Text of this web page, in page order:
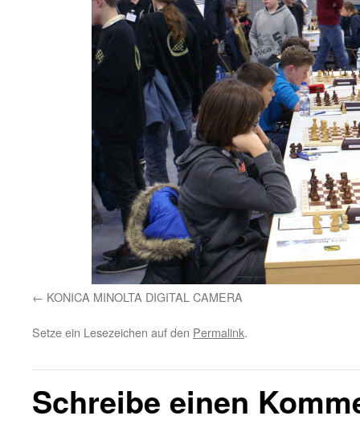
KONICA MINOLTA DIGITAL CAMERA
Setze ein Lesezeichen auf den Permalink.
Schreibe einen